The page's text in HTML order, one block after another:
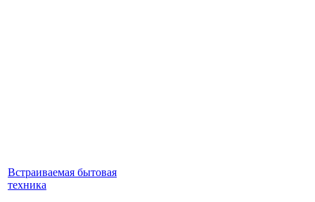
Встраиваемая бытовая
техника